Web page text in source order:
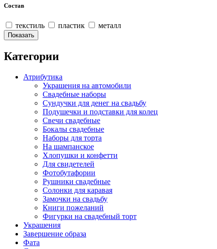
Состав
текстиль пластик металл
Категории
Атрибутика
Украшения на автомобили
Свадебные наборы
Сундучки для денег на свадьбу
Подушечки и подставки для колец
Свечи свадебные
Бокалы свадебные
Наборы для торта
На шампанское
Хлопушки и конфетти
Для свидетелей
Фотобутафории
Рушники свадебные
Солонки для каравая
Замочки на свадьбу
Книги пожеланий
Фигурки на свадебный торт
Украшения
Завершение образа
Фата